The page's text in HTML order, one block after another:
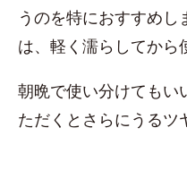
うのを特におすすめし
は、軽く濡らしてから
朝晩で使い分けてもい
ただくとさらにうるツ